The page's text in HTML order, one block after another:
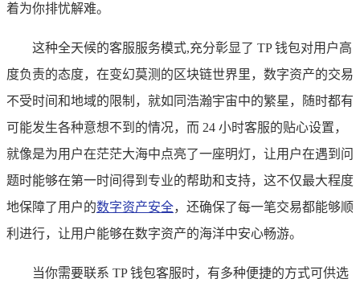
着为你排忧解难。
这种全天候的客服服务模式,充分彰显了 TP 钱包对用户高
度负责的态度，在变幻莫测的区块链世界里，数字资产的交易
不受时间和地域的限制，就如同浩瀚宇宙中的繁星，随时都有
可能发生各种意想不到的情况，而 24 小时客服的贴心设置，
就像是为用户在茫茫大海中点亮了一座明灯，让用户在遇到问
题时能够在第一时间得到专业的帮助和支持，这不仅最大程度
地保障了用户的数字资产安全，还确保了每一笔交易都能够顺
利进行，让用户能够在数字资产的海洋中安心畅游。
当你需要联系 TP 钱包客服时，有多种便捷的方式可供选